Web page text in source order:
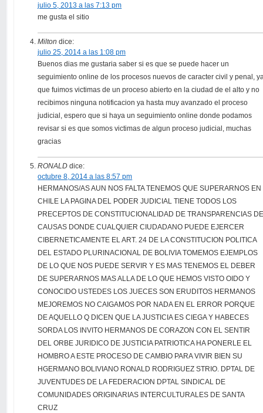
julio 5, 2013 a las 7:13 pm
me gusta el sitio
Milton dice:
julio 25, 2014 a las 1:08 pm
Buenos dias me gustaria saber si es que se puede hacer un
seguimiento online de los procesos nuevos de caracter civil y penal,
que fuimos victimas de un proceso abierto en la ciudad de el alto y no
recibimos ninguna notificacion ya hasta muy avanzado el proceso
judicial, espero que si haya un seguimiento online donde podamos
revisar si es que somos victimas de algun proceso judicial, muchas
gracias
RONALD dice:
octubre 8, 2014 a las 8:57 pm
HERMANOS/AS AUN NOS FALTA TENEMOS QUE SUPERARNOS EN
CHILE LA PAGINA DEL PODER JUDICIAL TIENE TODOS LOS
PRECEPTOS DE CONSTITUCIONALIDAD DE TRANSPARENCIAS
CAUSAS DONDE CUALQUIER CIUDADANO PUEDE EJERCER
CIBERNETICAMENTE EL ART. 24 DE LA CONSTITUCION POLITICA
DEL ESTADO PLURINACIONAL DE BOLIVIA TOMEMOS EJEMPLOS
DE LO QUE NOS PUEDE SERVIR Y ES MAS TENEMOS EL DEBER
DE SUPERARNOS MAS ALLA DE LO QUE HEMOS VISTO OIDO Y
CONOCIDO USTEDES LOS JUECES SON ERUDITOS HERMANOS
MEJOREMOS NO CAIGAMOS POR NADA EN EL ERROR PORQUE
DE AQUELLO Q DICEN QUE LA JUSTICIA ES CIEGA Y HABECES
SORDA LOS INVITO HERMANOS DE CORAZON CON EL SENTIR
DEL ORBE JURIDICO DE JUSTICIA PATRIOTICA HA PONERLE EL
HOMBRO A ESTE PROCESO DE CAMBIO PARA VIVIR BIEN SU
HGERMANO BOLIVIANO RONALD RODRIGUEZ STRIO. DPTAL DE
JUVENTUDES DE LA FEDERACION DPTAL SINDICAL DE
COMUNIDADES ORIGINARIAS INTERCULTURALES DE SANTA
CRUZ